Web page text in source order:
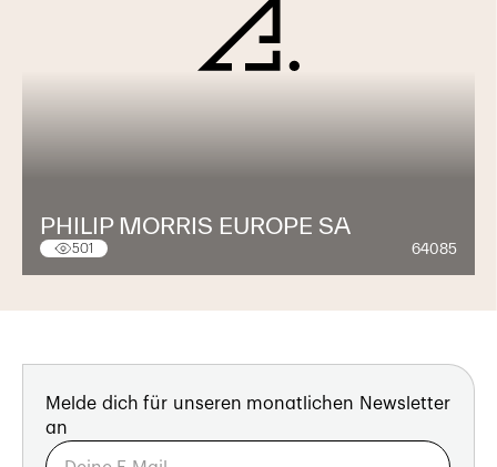
PHILIP MORRIS EUROPE SA
501 64085
Melde dich für unseren monatlichen Newsletter
an